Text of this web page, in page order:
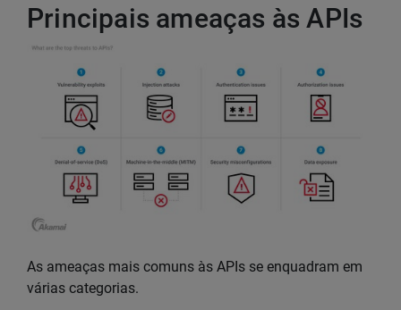
Principais ameaças às APIs
As ameaças mais comuns às APIs se enquadram em
várias categorias.